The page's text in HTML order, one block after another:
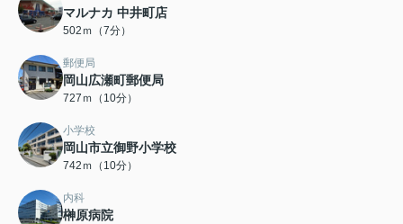
マルナカ 中井町店
502ｍ（7分）
郵便局
岡山広瀬町郵便局
727ｍ（10分）
小学校
岡山市立御野小学校
742ｍ（10分）
内科
榊原病院